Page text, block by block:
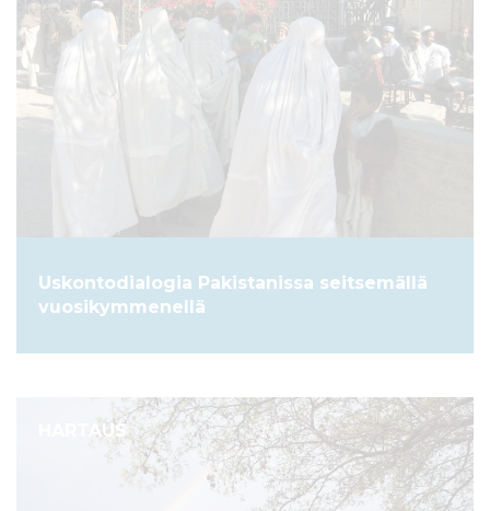
Uskontodialogia Pakistanissa seitsemällä
vuosikymmenellä
HARTAUS